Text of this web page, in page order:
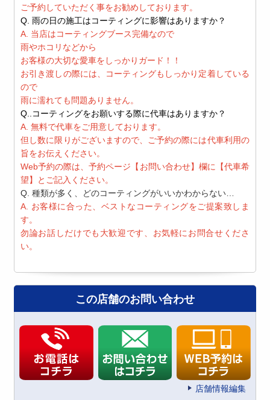
ご予約していただく事をお勧めしております。
Q. 雨の日の施工はコーティングに影響はありますか？
A. 当店はコーティングブース完備なので
雨やホコリなどから
お客様の大切な愛車をしっかりガード！！
お引き渡しの際には、コーティングもしっかり定着している
ので
雨に濡れても問題ありません。
Q..コーティングをお願いする際に代車はありますか？
A. 無料で代車をご用意しております。
但し数に限りがございますので、ご予約の際には代車利用の
旨をお伝えください。
Web予約の際は、予約ページ【お問い合わせ】欄に【代車希
望】とご記入ください。
Q. 種類が多く、どのコーティングがいいかわからない…
A. お客様に合った、ベストなコーティングをご提案致しま
す。
勿論お話しだけでも大歓迎です、お気軽にお問合せくださ
い。
この店舗のお問い合わせ
店舗情報編集